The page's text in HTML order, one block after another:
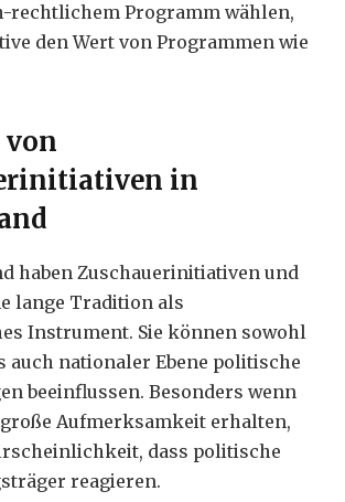
rechtlichem Programm wählen,
den Wert von Programmen wie
in
haben Zuschauerinitiativen und
lange Tradition als
Instrument. Sie können sowohl
auch nationaler Ebene politische
beeinflussen. Besonders wenn
Aufmerksamkeit erhalten,
dass politische
reagieren.